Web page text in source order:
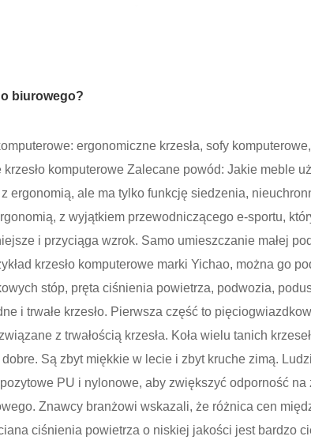
biurowego?
ergonomiczne krzesła, sofy
komputerowe Zalecane powód: Jakie meble
ergonomią, ale ma tylko funkcję siedzenia,
z wyjątkiem przewodniczącego e-sportu,
i przyciąga wzrok. Samo umieszczanie małej
krzesło komputerowe marki Yichao, można go
stóp, pręta ciśnienia powietrza, podwozia,
i trwałe krzesło. Pierwsza część to
z trwałością krzesła. Koła wielu tanich
Są zbyt miękkie w lecie i zbyt kruche zimą.
PU i nylonowe, aby zwiększyć odporność
Znawcy branżowi wskazali, że różnica cen
ciśnienia powietrza o niskiej jakości jest bardzo